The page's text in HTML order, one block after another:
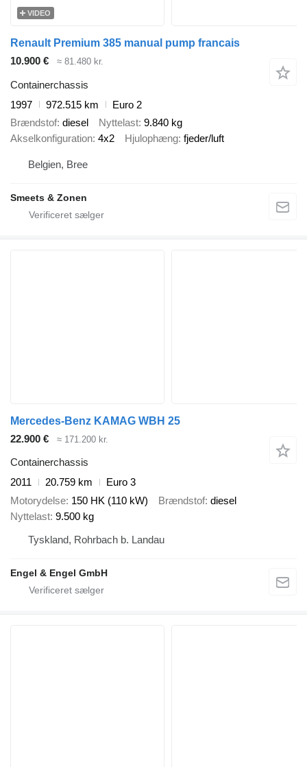
VIDEO
Renault Premium 385 manual pump francais
10.900 €
≈ 81.480 kr.
Containerchassis
1997
972.515 km
Euro 2
Brændstof diesel Nyttelast 9.840 kg
Akselkonfiguration 4x2 Hjulophæng fjeder/luft
Belgien, Bree
Smeets & Zonen
Mercedes-Benz KAMAG WBH 25
22.900 €
≈ 171.200 kr.
Containerchassis
2011
20.759 km
Euro 3
Motorydelse 150 HK (110 kW) Brændstof diesel
Nyttelast 9.500 kg
Tyskland, Rohrbach b. Landau
Engel & Engel GmbH